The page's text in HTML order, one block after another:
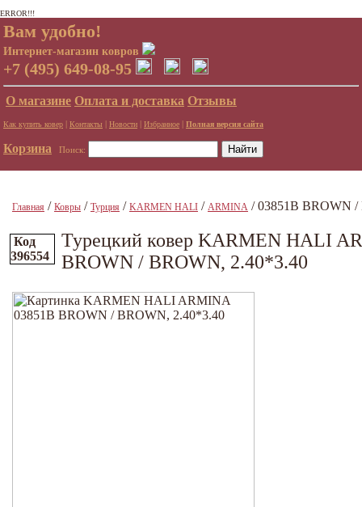
ERROR!!!
Вам удобно!
Интернет-магазин ковров
+7 (495) 649-08-95
О магазине Оплата и доставка Отзывы
Как купить ковер | Контакты | Новости | Избранное | Полная версия сайта
Корзина Поиск:
Главная / Ковры / Турция / KARMEN HALI / ARMINA / 03851B BROWN
Код
396554
Турецкий ковер KARMEN HALI
BROWN / BROWN, 2.40*3.40